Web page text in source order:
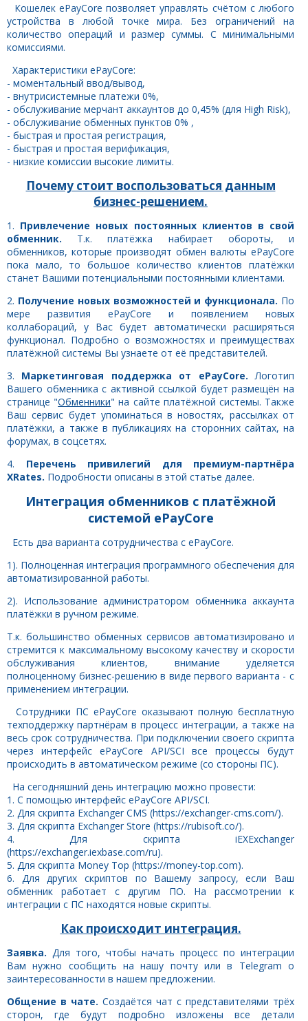
Кошелек ePayCore позволяет управлять счётом с любого
устройства в любой точке мира. Без ограничений на
количество операций и размер суммы. С минимальными
комиссиями.
Характеристики ePayCore:
- моментальный ввод/вывод,
- внутрисистемные платежи 0%,
- обслуживание мерчант аккаунтов до 0,45% (для High Risk),
- обслуживание обменных пунктов 0% ,
- быстрая и простая регистрация,
- быстрая и простая верификация,
- низкие комиссии высокие лимиты.
Почему стоит воспользоваться данным
бизнес-решением.
1. Привлечение новых постоянных клиентов в свой
обменник. Т.к. платёжка набирает обороты, и
обменников, которые производят обмен валюты ePayCore
пока мало, то большое количество клиентов платёжки
станет Вашими потенциальными постоянными клиентами.
2. Получение новых возможностей и функционала. По
мере развития ePayCore и появлением новых
коллабораций, у Вас будет автоматически расширяться
функционал. Подробно о возможностях и преимуществах
платёжной системы Вы узнаете от её представителей.
3. Маркетинговая поддержка от ePayCore. Логотип
Вашего обменника с активной ссылкой будет размещён на
странице "Обменники" на сайте платёжной системы. Также
Ваш сервис будет упоминаться в новостях, рассылках от
платёжки, а также в публикациях на сторонних сайтах, на
форумах, в соцсетях.
4. Перечень привилегий для премиум-партнёра
XRates. Подробности описаны в этой статье далее.
Интеграция обменников с платёжной
системой ePayCore
Есть два варианта сотрудничества с ePayCore.
1). Полноценная интеграция программного обеспечения для
автоматизированной работы.
2). Использование администратором обменника аккаунта
платёжки в ручном режиме.
Т.к. большинство обменных сервисов автоматизировано и
стремится к максимальному высокому качеству и скорости
обслуживания клиентов, внимание уделяется
полноценному бизнес-решению в виде первого варианта - с
применением интеграции.
Сотрудники ПС ePayCore оказывают полную бесплатную
техподдержку партнёрам в процесс интеграции, а также на
весь срок сотрудничества. При подключении своего скрипта
через интерфейс ePayCore API/SCI все процессы будут
происходить в автоматическом режиме (со стороны ПС).
На сегодняшний день интеграцию можно провести:
1. С помощью интерфейс ePayCore API/SCI.
2. Для скрипта Exchanger CMS (https://exchanger-cms.com/).
3. Для скрипта Exchanger Store (https://rubisoft.co/).
4. Для скрипта iEXExchanger
(https://exchanger.iexbase.com/ru).
5. Для скрипта Money Top (https://money-top.com).
6. Для других скриптов по Вашему запросу, если Ваш
обменник работает с другим ПО. На рассмотрении к
интеграции с ПС находятся новые скрипты.
Как происходит интеграция.
Заявка. Для того, чтобы начать процесс по интеграции
Вам нужно сообщить на нашу почту или в Telegram о
заинтересованности в нашем предложении.
Общение в чате. Создаётся чат с представителями трёх
сторон, где будут подробно изложены все детали